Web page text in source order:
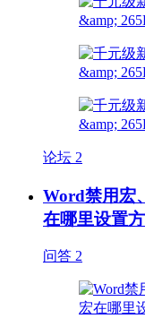
论坛 2
Word禁用宏
在哪里设置
问答 2